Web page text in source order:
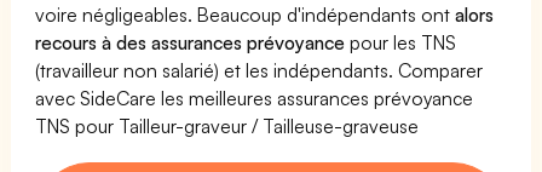
voire négligeables. Beaucoup d'indépendants ontalors
recours à des assurances prévoyance pour les TNS
(travailleur non salarié) et les indépendants. Comparer
avec SideCare les meilleures assurances prévoyance
TNS pour Tailleur-graveur / Tailleuse-graveuse